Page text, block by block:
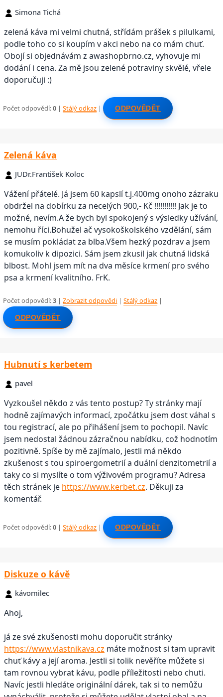
Simona Tichá
zelená káva mi velmi chutná, střídám prášek s pilulkami,
podle toho co si koupím v akci nebo na co mám chuť.
Obojí si objednávám z awashopbrno.cz, vyhovuje mi
dodání i cena. Za mě jsou zelené potraviny skvělé, vřele
doporučuji :)
Počet odpovědí:0 |Stálý odkaz | ODPOVĚDĚT
Zelená káva
JUDr.František Koloc
Vážení přátelé. Já jsem 60 kapslí t.j.400mg onoho zázraku
obdržel na dobírku za necelých 900,- Kč !!!!!!!!!!! Jak je to
možné, nevím.A že bych byl spokojený s výsledky užívání,
nemohu říci.Bohužel ač vysokoškolského vzdělání, sám
se musím pokládat za blba.Všem hezký pozdrav a jsem
komukoliv k dipozici. Sám jsem zkusil jak chutná lidská
blbost. Mohl jsem mít na dva měsíce krmení pro svého
psa a krmení kvalitního. FrK.
Počet odpovědí:3 |Zobrazit odpovědi |Stálý odkaz |
ODPOVĚDĚT
Hubnutí s kerbetem
pavel
Vyzkoušel někdo z vás tento postup? Ty stránky mají
hodně zajímavých informací, zpočátku jsem dost váhal s
tou registrací, ale po přihášení jsem to pochopil. Navíc
jsem nedostal žádnou zázračnou nabídku, což hodnotím
pozitivně. Spíše by mě zajímalo, jestli má někdo
zkušenost s tou spiroergometrií a duální denzitometrií a
taky co si myslíte o tom výživovém programu? Adresa
těch stránek je https://www.kerbet.cz. Děkuji za
komentář.
Počet odpovědí:0 |Stálý odkaz | ODPOVĚDĚT
Diskuze o kávě
kávomilec
Ahoj,
já ze své zkušenosti mohu doporučit stránky
https://www.vlastnikava.cz máte možnost si tam upravit
chuť kávy a její aroma. Jestli si tolik nevěříte můžete si
tam rovnou vybrat kávu, podle příležitosti nebo chuti.
Navíc jestli hledáte originální dárek, tak si to nemůžu